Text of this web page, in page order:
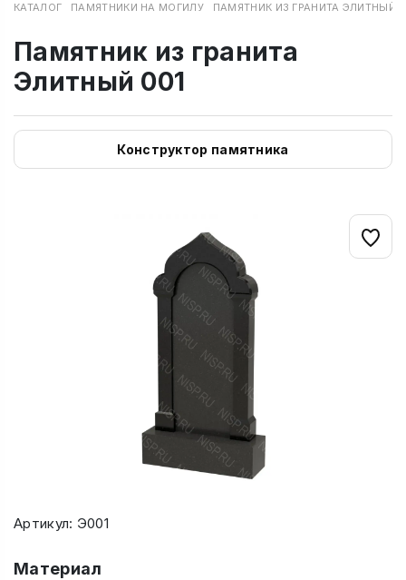
КАТАЛОГ ПАМЯТНИКИ НА МОГИЛУ ПАМЯТНИК ИЗ ГРАНИТА ЭЛИТНЫЙ
Памятник из гранита
Элитный 001
Конструктор памятника
Артикул: Э001
Материал